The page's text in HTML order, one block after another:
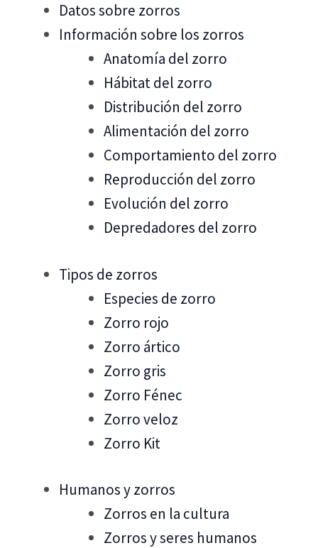
Datos sobre zorros
Información sobre los zorros
Anatomía del zorro
Hábitat del zorro
Distribución del zorro
Alimentación del zorro
Comportamiento del zorro
Reproducción del zorro
Evolución del zorro
Depredadores del zorro
Tipos de zorros
Especies de zorro
Zorro rojo
Zorro ártico
Zorro gris
Zorro Fénec
Zorro veloz
Zorro Kit
Humanos y zorros
Zorros en la cultura
Zorros y seres humanos